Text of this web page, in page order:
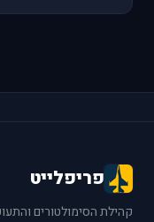
פריפלייט
קהילת הסימולטורים